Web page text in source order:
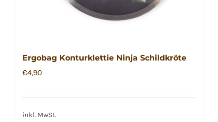
Ergobag Konturklettie Ninja Schildkröte
€4,90
inkl. MwSt.